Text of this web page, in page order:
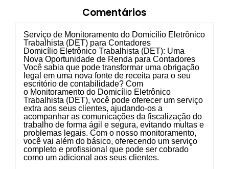
Comentários
Serviço de Monitoramento do Domicílio Eletrônico
Trabalhista (DET) para Contadores
Domicílio Eletrônico Trabalhista (DET): Uma
Nova Oportunidade de Renda para Contadores
Você sabia que pode transformar uma obrigação
legal em uma nova fonte de receita para o seu
escritório de contabilidade? Com
o Monitoramento do Domicílio Eletrônico
Trabalhista (DET), você pode oferecer um serviço
extra aos seus clientes, ajudando-os a
acompanhar as comunicações da fiscalização do
trabalho de forma ágil e segura, evitando multas e
problemas legais. Com o nosso monitoramento,
você vai além do básico, oferecendo um serviço
completo e profissional que pode ser cobrado
como um adicional aos seus clientes.